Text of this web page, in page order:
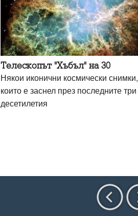
Телескопът "Хъбъл" на 30
Някои иконични космически снимки,
които е заснел през последните три
десетилетия